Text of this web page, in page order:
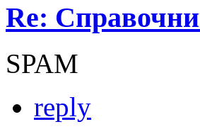
Re:
SPAM
reply